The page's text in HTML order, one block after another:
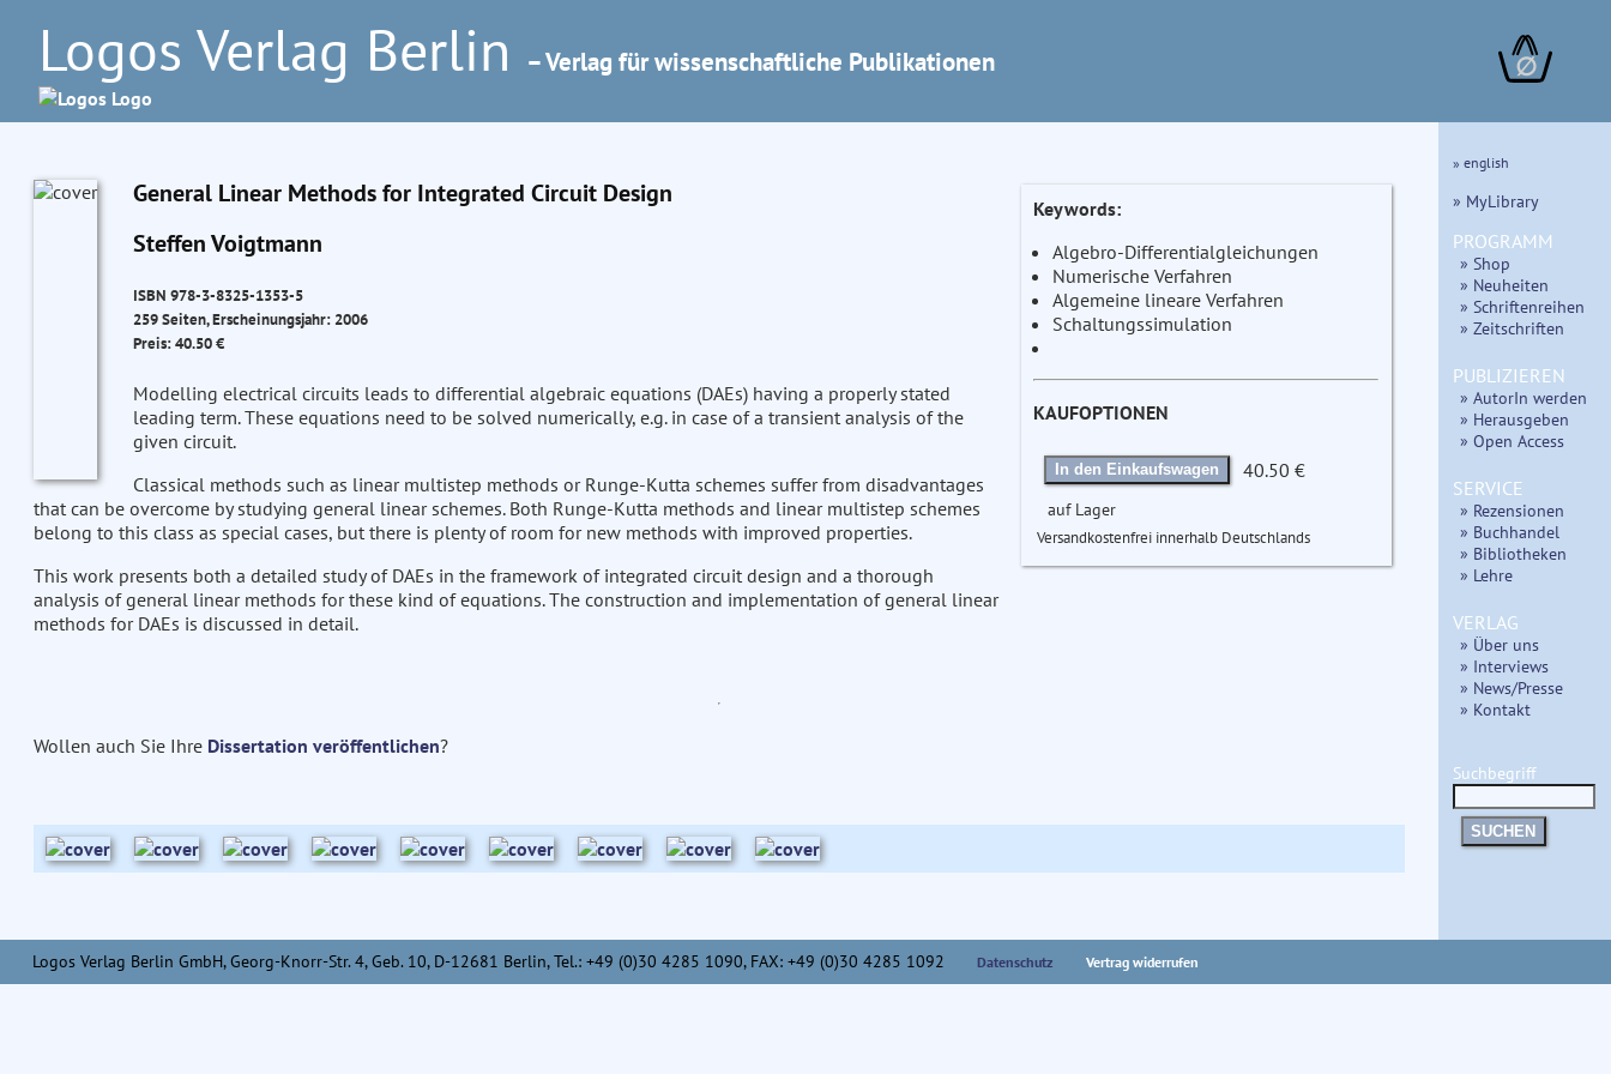
Logos Verlag Berlin – Verlag für wissenschaftliche Publikationen ∅
General Linear Methods for Integrated Circuit Design
Steffen Voigtmann
ISBN 978-3-8325-1353-5
259 Seiten, Erscheinungsjahr: 2006
Preis: 40.50 €
Modelling electrical circuits leads to differential algebraic equations (DAEs) having a properly stated
leading term. These equations need to be solved numerically, e.g. in case of a transient analysis of the
given circuit.
Classical methods such as linear multistep methods or Runge-Kutta schemes suffer from disadvantages
that can be overcome by studying general linear schemes. Both Runge-Kutta methods and linear multistep schemes
belong to this class as special cases, but there is plenty of room for new methods with improved properties.
This work presents both a detailed study of DAEs in the framework of integrated circuit design and a thorough
analysis of general linear methods for these kind of equations. The construction and implementation of general linear
methods for DAEs is discussed in detail.
Keywords:
Algebro-Differentialgleichungen
Numerische Verfahren
Algemeine lineare Verfahren
Schaltungssimulation
KAUFOPTIONEN
In den Einkaufswagen 40.50 €
auf Lager
Versandkostenfrei innerhalb Deutschlands
Wollen auch Sie Ihre Dissertation veröffentlichen?
» english
» MyLibrary
PROGRAMM
» Shop
» Neuheiten
» Schriftenreihen
» Zeitschriften
PUBLIZIEREN
» AutorIn werden
» Herausgeben
» Open Access
SERVICE
» Rezensionen
» Buchhandel
» Bibliotheken
» Lehre
VERLAG
» Über uns
» Interviews
» News/Presse
» Kontakt
Suchbegriff
SUCHEN
Logos Verlag Berlin GmbH, Georg-Knorr-Str. 4, Geb. 10, D-12681 Berlin, Tel.: +49 (0)30 4285 1090, FAX: +49 (0)30 4285 1092 Datenschutz Vertrag widerrufen